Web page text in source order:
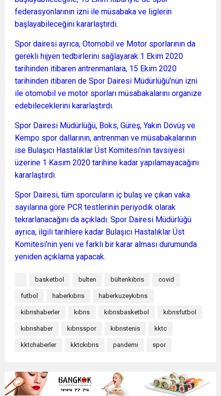
federasyonlarının izni ile müsabaka ve liglerin
başlayabileceğini kararlaştırdı.
Spor dairesi ayrıca, Otomobil ve Motor sporlarının da
gerekli hijyen tedbirlerini sağlayarak 1 Ekim 2020
tarihinden itibaren antrenmanlara, 15 Ekim 2020
tarihinden itibaren de Spor Dairesi Müdürlüğü’nün izni
ile otomobil ve motor sporları müsabakalarını organize
edebileceklerini kararlaştırdı.
Spor Dairesi Müdürlüğü, Boks, Güreş, Yakın Dövüş ve
Kempo spor dallarının, antrenman ve müsabakalarının
ise Bulaşıcı Hastalıklar Üst Komitesi’nin tavsiyesi
üzerine 1 Kasım 2020 tarihine kadar yapılamayacağını
kararlaştırdı.
Spor Dairesi, tüm sporcuların iç bulaş ve çıkan vaka
sayılarına göre PCR testlerinin periyodik olarak
tekrarlanacağını da açıkladı. Spor Dairesi Müdürlüğü
ayrıca, ilgili tarihlere kadar Bulaşıcı Hastalıklar Üst
Komitesi’nin yeni ve farklı bir karar alması durumunda
yeniden açıklama yapacak.
basketbol bulten bültenkibris covid
futbol haberkıbrıs haberkuzeykıbrıs
kibrishaberler kıbrıs kıbrısbasketbol kıbrısfutbol
kıbrıshaber kıbrısspor kıbrıstenis kktc
kktchaberler kktckıbrıs pandemi spor